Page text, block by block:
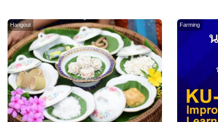
Hangout Farming